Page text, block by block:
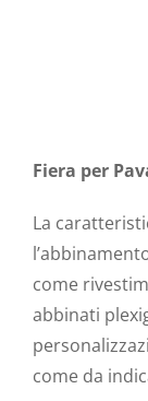
Fiera per
La
come
abbinati
come da